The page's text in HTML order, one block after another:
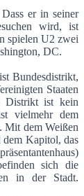
er in seiner
wird, ist
spielen U2 zwei
DC.
Bundesdistrikt,
Staaten
Distrikt ist kein
vielmehr dem
Mit dem Weißen
dem Kapitol, das
sich die
in der Stadt.